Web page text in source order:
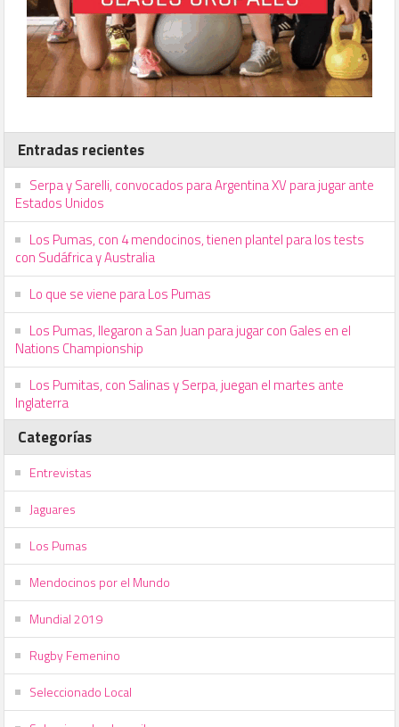
Entradas recientes
Serpa y Sarelli, convocados para Argentina XV para jugar ante
Estados Unidos
Los Pumas, con 4 mendocinos, tienen plantel para los tests
con Sudáfrica y Australia
Lo que se viene para Los Pumas
Los Pumas, llegaron a San Juan para jugar con Gales en el
Nations Championship
Los Pumitas, con Salinas y Serpa, juegan el martes ante
Inglaterra
Categorías
Entrevistas
Jaguares
Los Pumas
Mendocinos por el Mundo
Mundial 2019
Rugby Femenino
Seleccionado Local